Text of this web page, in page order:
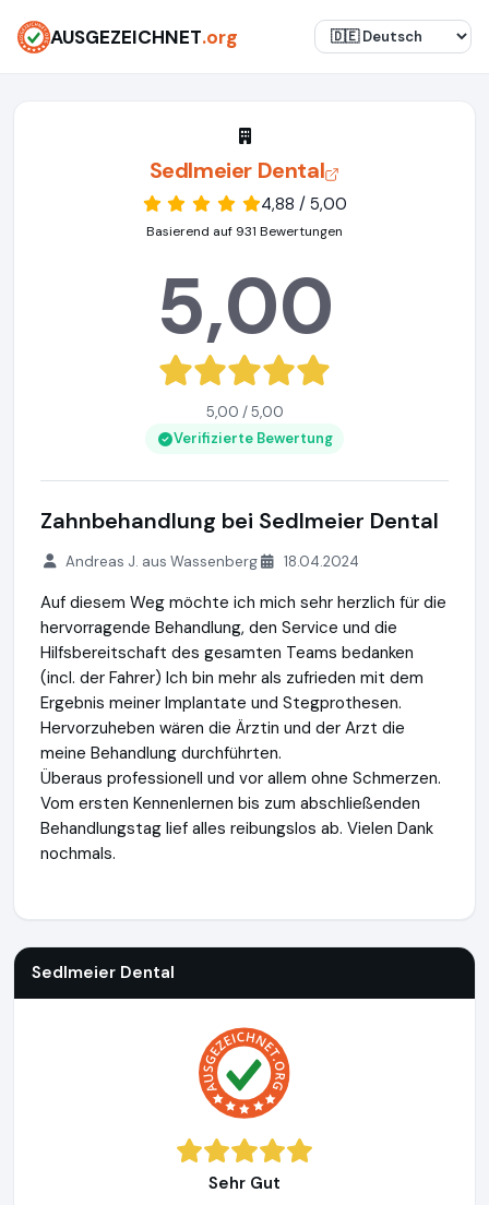
AUSGEZEICHNET.org
Sedlmeier Dental
4,88 / 5,00
Basierend auf 931 Bewertungen
5,00
5,00 / 5,00
Verifizierte Bewertung
Zahnbehandlung bei Sedlmeier Dental
Andreas J. aus Wassenberg 18.04.2024
Auf diesem Weg möchte ich mich sehr herzlich für die
hervorragende Behandlung, den Service und die
Hilfsbereitschaft des gesamten Teams bedanken
(incl. der Fahrer) Ich bin mehr als zufrieden mit dem
Ergebnis meiner Implantate und Stegprothesen.
Hervorzuheben wären die Ärztin und der Arzt die
meine Behandlung durchführten.
Überaus professionell und vor allem ohne Schmerzen.
Vom ersten Kennenlernen bis zum abschließenden
Behandlungstag lief alles reibungslos ab. Vielen Dank
nochmals.
Sedlmeier Dental
Sehr Gut